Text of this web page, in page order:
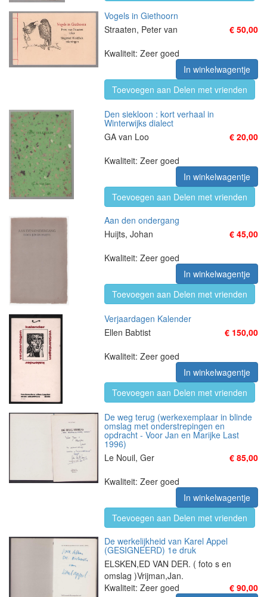
Vogels in Giethoorn
Straaten, Peter van
€ 50,00
Kwaliteit: Zeer goed
In winkelwagentje
Toevoegen aan Delen met vrienden
Den siekloon : kort verhaal in
Winterwijks dialect
GA van Loo
€ 20,00
Kwaliteit: Zeer goed
In winkelwagentje
Toevoegen aan Delen met vrienden
Aan den ondergang
Huijts, Johan
€ 45,00
Kwaliteit: Zeer goed
In winkelwagentje
Toevoegen aan Delen met vrienden
Verjaardagen Kalender
Ellen Babtist
€ 150,00
Kwaliteit: Zeer goed
In winkelwagentje
Toevoegen aan Delen met vrienden
De weg terug (werkexemplaar in blinde
omslag met onderstrepingen en
opdracht - Voor Jan en Marijke Last
1996)
Le Nouil, Ger
€ 85,00
Kwaliteit: Zeer goed
In winkelwagentje
Toevoegen aan Delen met vrienden
De werkelijkheid van Karel Appel
(GESIGNEERD) 1e druk
ELSKEN,ED VAN DER. ( foto s en
omslag )Vrijman,Jan.
€ 90,00
Kwaliteit: Zeer goed